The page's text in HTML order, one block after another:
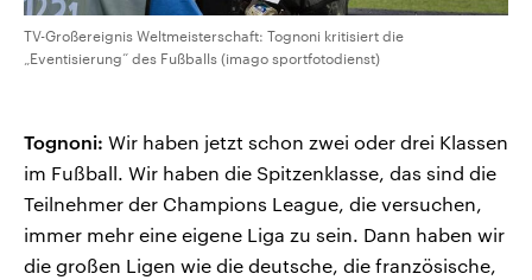
TV-Großereignis Weltmeisterschaft: Tognoni kritisiert die
„Eventisierung“ des Fußballs (imago sportfotodienst)
Tognoni: Wir haben jetzt schon zwei oder drei Klassen
im Fußball. Wir haben die Spitzenklasse, das sind die
Teilnehmer der Champions League, die versuchen,
immer mehr eine eigene Liga zu sein. Dann haben wir
die großen Ligen wie die deutsche, die französische,